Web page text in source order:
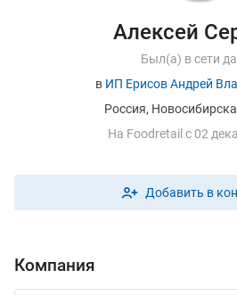
Алексей
Был(а) в сети
в ИП Ерисов Андрей
Россия,
На Foodretail с 02
Добавить в
Компания